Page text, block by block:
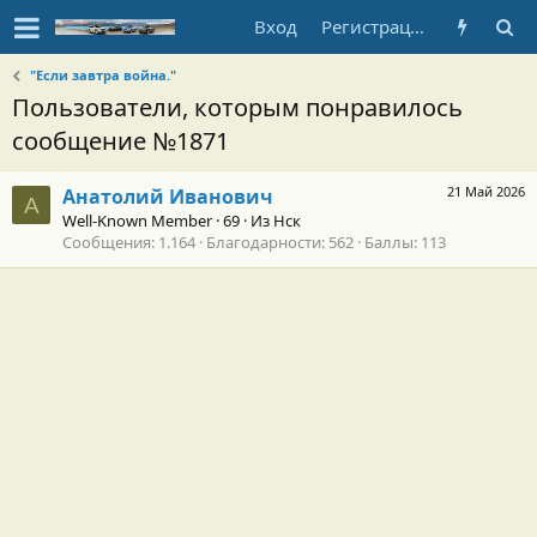
Вход Регистрация
"Если завтра война."
Пользователи, которым понравилось
сообщение №1871
А
21 Май 2026
Анатолий Иванович
Well-Known Member ·69 · Из Нск
Сообщения 1.164 Благодарности 562 Баллы 113